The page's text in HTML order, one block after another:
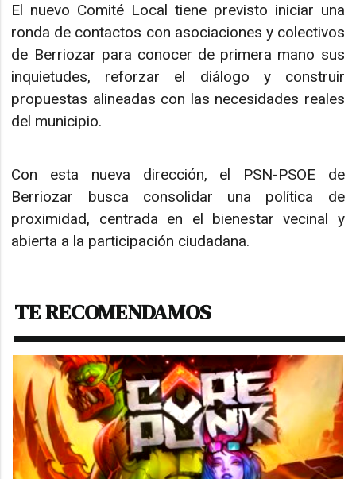
El nuevo Comité Local tiene previsto iniciar una
ronda de contactos con asociaciones y colectivos
de Berriozar para conocer de primera mano sus
inquietudes, reforzar el diálogo y construir
propuestas alineadas con las necesidades reales
del municipio.
Con esta nueva dirección, el PSN-PSOE de
Berriozar busca consolidar una política de
proximidad, centrada en el bienestar vecinal y
abierta a la participación ciudadana.
TE RECOMENDAMOS